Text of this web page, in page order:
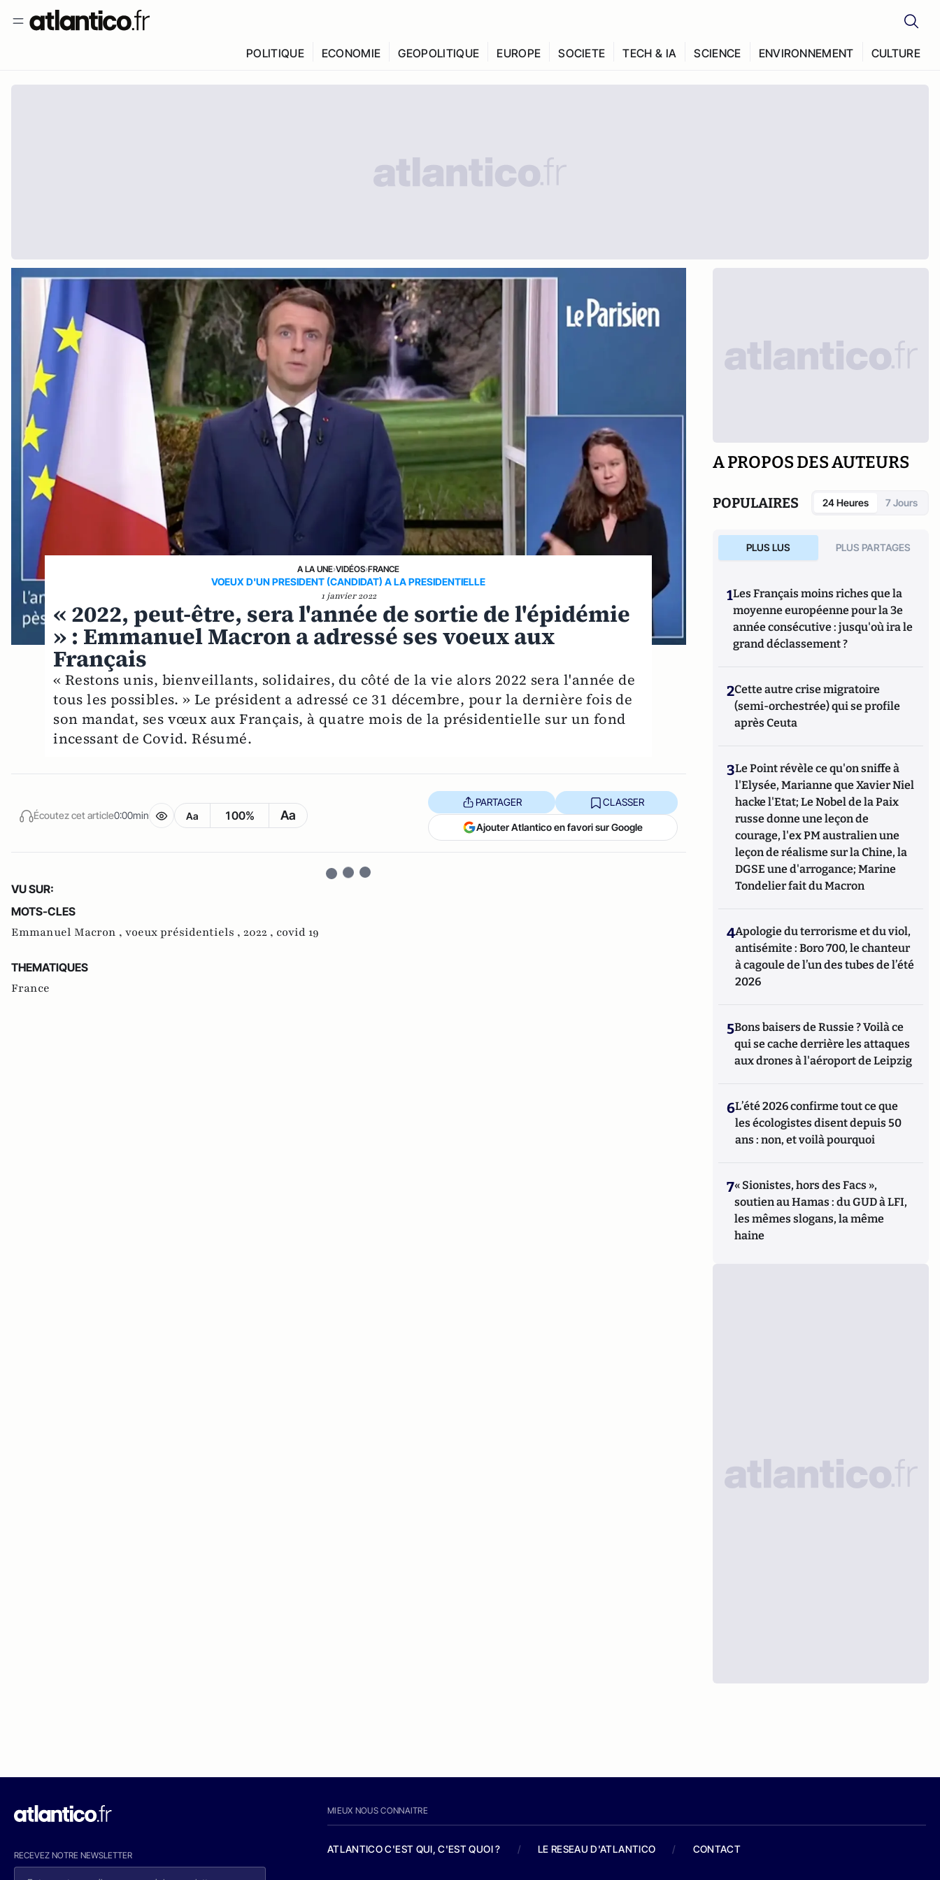
POLITIQUE ECONOMIE GEOPOLITIQUE EUROPE SOCIETE TECH & IA SCIENCE ENVIRONNEMENT CULTURE
A LA UNE›VIDÉOS›FRANCE
VOEUX D'UN PRESIDENT (CANDIDAT) A LA PRESIDENTIELLE
1 janvier 2022
« 2022, peut-être, sera l'année de sortie de l'épidémie
» : Emmanuel Macron a adressé ses voeux aux
Français
« Restons unis, bienveillants, solidaires, du côté de la vie alors 2022 sera l'année de
tous les possibles. » Le président a adressé ce 31 décembre, pour la dernière fois de
son mandat, ses vœux aux Français, à quatre mois de la présidentielle sur un fond
incessant de Covid. Résumé.
Écoutez cet article0:00min Aa 100% Aa
PARTAGER CLASSER
Ajouter Atlantico en favori sur Google
VU SUR:
MOTS-CLES
Emmanuel Macron , voeux présidentiels , 2022 , covid 19
THEMATIQUES
France
A PROPOS DES AUTEURS
POPULAIRES 24 Heures 7 Jours
PLUS LUS PLUS PARTAGES
1Les Français moins riches que la
moyenne européenne pour la 3e
année consécutive : jusqu'où ira le
grand déclassement ?
2Cette autre crise migratoire
(semi-orchestrée) qui se profile
après Ceuta
3Le Point révèle ce qu'on sniffe à
l'Elysée, Marianne que Xavier Niel
hacke l'Etat; Le Nobel de la Paix
russe donne une leçon de
courage, l'ex PM australien une
leçon de réalisme sur la Chine, la
DGSE une d'arrogance; Marine
Tondelier fait du Macron
4Apologie du terrorisme et du viol,
antisémite : Boro 700, le chanteur
à cagoule de l’un des tubes de l’été
2026
5Bons baisers de Russie ? Voilà ce
qui se cache derrière les attaques
aux drones à l'aéroport de Leipzig
6L’été 2026 confirme tout ce que
les écologistes disent depuis 50
ans : non, et voilà pourquoi
7« Sionistes, hors des Facs »,
soutien au Hamas : du GUD à LFI,
les mêmes slogans, la même
haine
RECEVEZ NOTRE NEWSLETTER
MIEUX NOUS CONNAITRE
ATLANTICO C'EST QUI, C'EST QUOI ? / LE RESEAU D'ATLANTICO / CONTACT